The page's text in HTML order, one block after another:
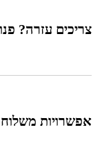
צריכים עזרה?
אפשרויות משלוח